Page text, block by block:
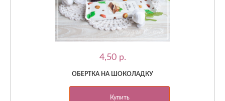
4,50 p.
ОБЕРТКА НА ШОКОЛАДКУ
Купить